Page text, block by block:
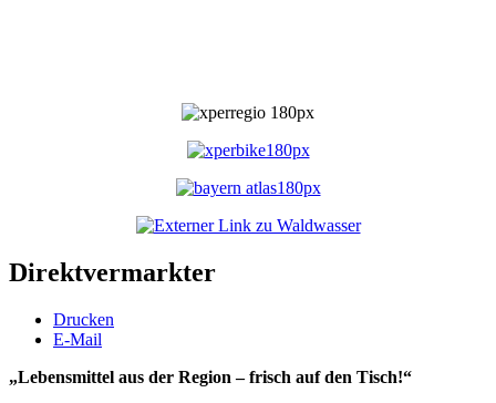
Direktvermarkter
Drucken
E-Mail
„Lebensmittel aus der Region – frisch auf den Tisch!“